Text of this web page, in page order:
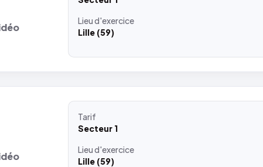
Lieud'exercice
Lille (59)
Tarif
Secteur 1
Lieud'exercice
Lille (59)